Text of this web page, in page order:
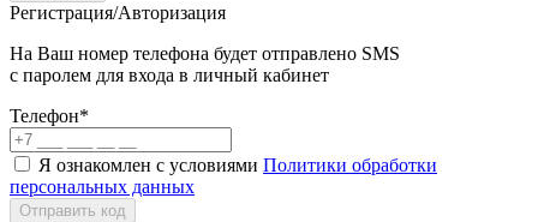
Регистрация/Авторизация
На Ваш номер телефона будет отправлено SMS
с паролем для входа в личный кабинет
Телефон*
Я ознакомлен с условиями Политики обработки
персональных данных
Отправить код